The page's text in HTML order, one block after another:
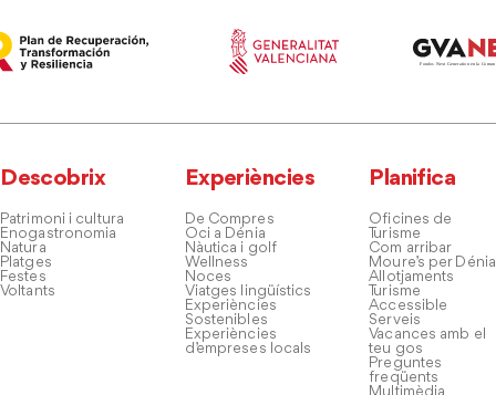
Descobrix
Patrimoni i cultura
Enogastronomia
Natura
Platges
Festes
Voltants
Experiències
De Compres
Oci a Dénia
Nàutica i golf
Wellness
Noces
Viatges lingüístics
Experiències
Sostenibles
Experiències
d’empreses locals
Planifica
Oficines de
Turisme
Com arribar
Moure’s per Dénia
Allotjaments
Turisme
Accessible
Serveis
Vacances amb el
teu gos
Preguntes
freqüents